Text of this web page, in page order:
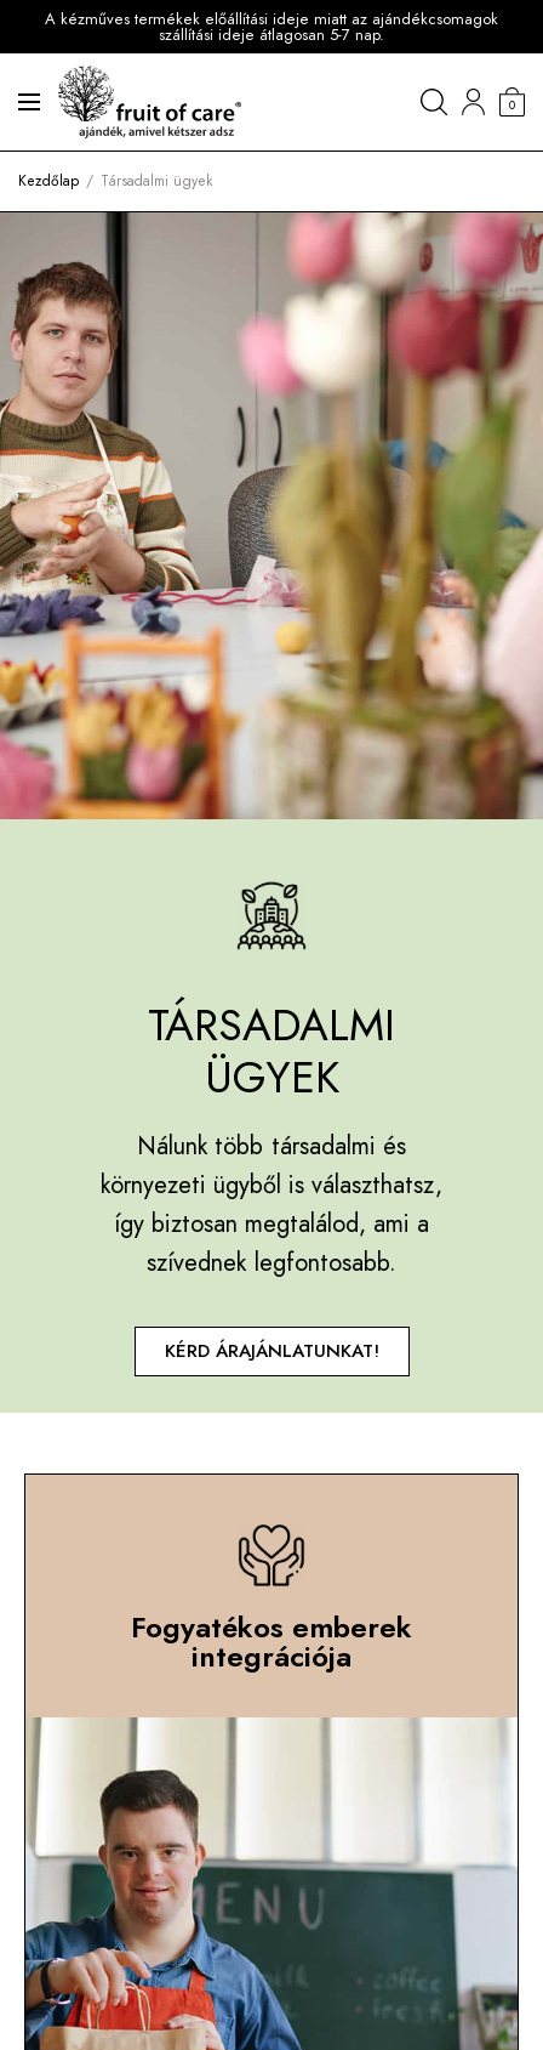
A kézműves termékek előállítási ideje miatt az ajándékcsomagok
szállítási ideje átlagosan 5-7 nap.
0
Kezdőlap Társadalmi ügyek
TÁRSADALMI
ÜGYEK
Nálunk több társadalmi és
környezeti ügyből is választhatsz,
így biztosan megtalálod, ami a
szívednek legfontosabb.
KÉRD ÁRAJÁNLATUNKAT!
Fogyatékos emberek
integrációja